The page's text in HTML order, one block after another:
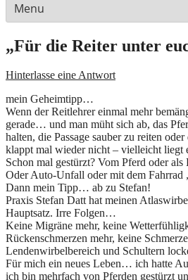
„Für die Reiter unter
Hinterlasse eine Antwort
mein Geheimtipp…
Wenn der Reitlehrer einmal mehr
gerade… und man müht sich ab, das
halten, die Passage sauber zu reiten
klappt mal wieder nicht – vielleicht liegt
Schon mal gestürzt? Vom Pferd oder
Oder Auto-Unfall oder mit dem Fahrrad
Dann mein Tipp… ab zu Stefan!
Praxis Stefan Datt hat meinen
Hauptsatz. Irre Folgen…
Keine Migräne mehr, keine
Rückenschmerzen mehr, keine
Lendenwirbelbereich und Schultern
Für mich ein neues Leben… ich hatte
ich bin mehrfach von Pferden gestürzt